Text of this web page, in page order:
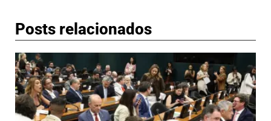
Posts relacionados